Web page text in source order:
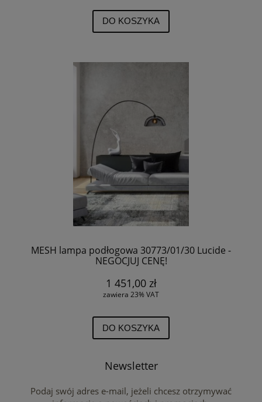
DO KOSZYKA
MESH lampa podłogowa 30773/01/30 Lucide -
NEGOCJUJ CENĘ!
1 451,00 zł
zawiera 23% VAT
DO KOSZYKA
Newsletter
Podaj swój adres e-mail, jeżeli chcesz otrzymywać